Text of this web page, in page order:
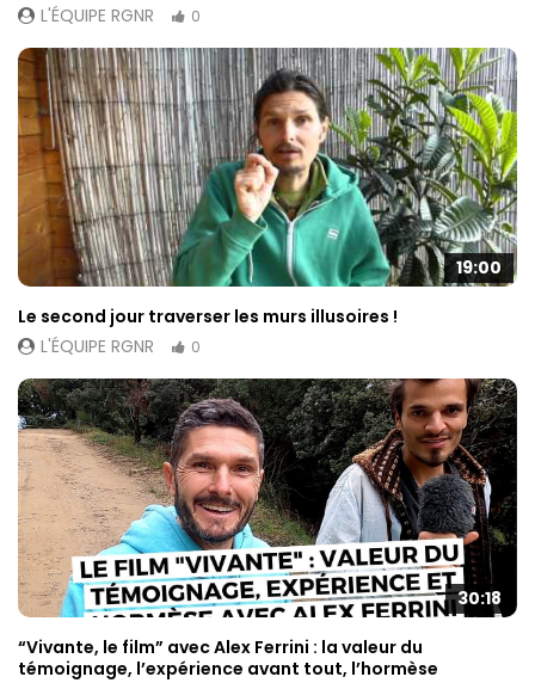
L'ÉQUIPE RGNR
0
19:00
Le second jour traverser les murs illusoires !
L'ÉQUIPE RGNR
0
30:18
“Vivante, le film” avec Alex Ferrini : la valeur du
témoignage, l’expérience avant tout, l’hormèse